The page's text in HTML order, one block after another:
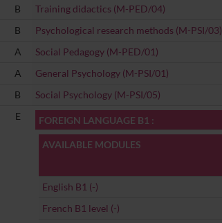
B Training didactics (M-PED/04)
B Psychological research methods (M-PSI/03)
A Social Pedagogy (M-PED/01)
A General Psychology (M-PSI/01)
B Social Psychology (M-PSI/05)
E FOREIGN LANGUAGE B1 :
AVAILABLE MODULES
English B1 (-)
French B1 level (-)